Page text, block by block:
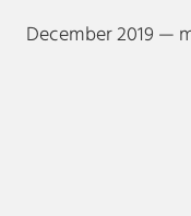
December 2019 —